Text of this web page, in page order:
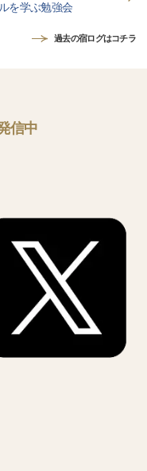
を学ぶ勉強会
過去の宿ログはコチラ
信中